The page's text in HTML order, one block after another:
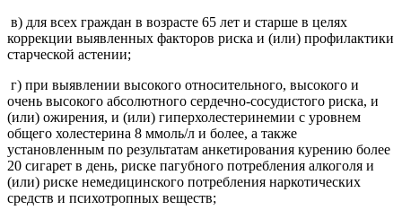
в) для всех граждан в возрасте 65 лет и старше в целях
коррекции выявленных факторов риска и (или) профилактики
старческой астении;
г) при выявлении высокого относительного, высокого и
очень высокого абсолютного сердечно-сосудистого риска, и
(или) ожирения, и (или) гиперхолестеринемии с уровнем
общего холестерина 8 ммоль/л и более, а также
установленным по результатам анкетирования курению более
20 сигарет в день, риске пагубного потребления алкоголя и
(или) риске немедицинского потребления наркотических
средств и психотропных веществ;